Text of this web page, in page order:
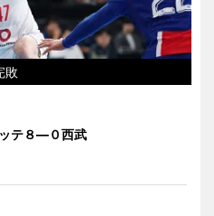
敗
テ８―０西武